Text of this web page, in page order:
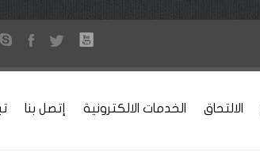
الالتحاق الخدمات الالكترونية إتصل بنا